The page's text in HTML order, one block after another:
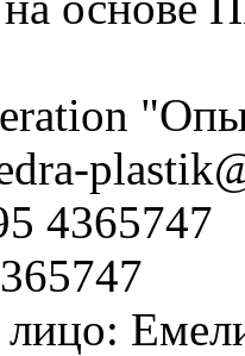
4365747
лицо: